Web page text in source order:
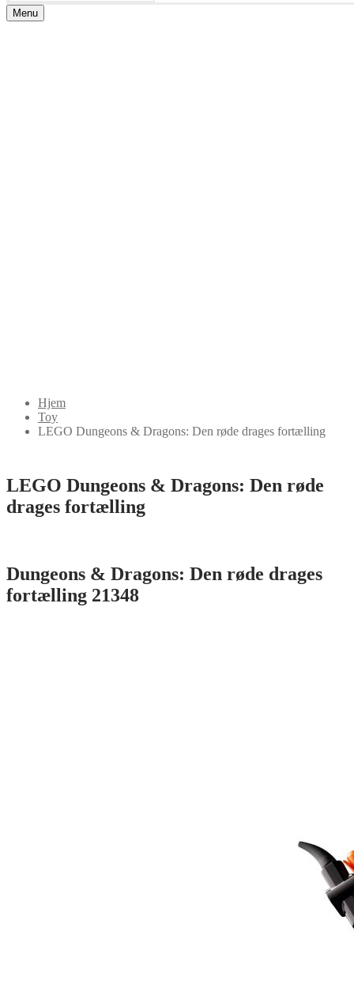
Menu
Hjem
Toy
LEGO Dungeons & Dragons: Den røde drages fortælling
LEGO Dungeons & Dragons: Den røde
drages fortælling
Dungeons & Dragons: Den røde drages
fortælling 21348